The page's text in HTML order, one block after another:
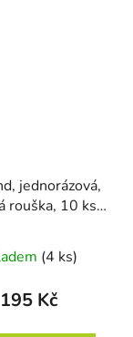
jednorázová,
rouška, 10 ks v
(4 ks)
195 Kč